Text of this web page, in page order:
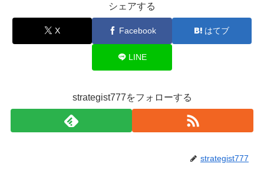
シェアする
X Facebook はてブ
LINE
strategist777をフォローする
strategist777